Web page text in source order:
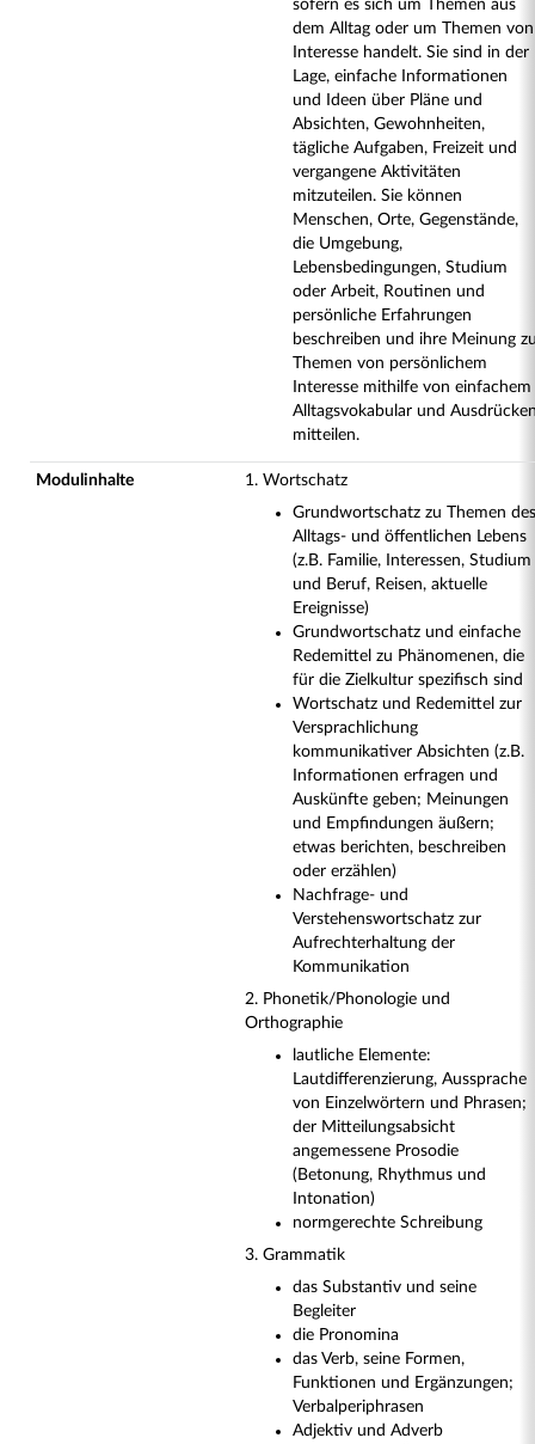
sofern es sich um Themen aus
dem Alltag oder um Themen von
Interesse handelt. Sie sind in der
Lage, einfache Informationen
und Ideen über Pläne und
Absichten, Gewohnheiten,
tägliche Aufgaben, Freizeit und
vergangene Aktivitäten
mitzuteilen. Sie können
Menschen, Orte, Gegenstände,
die Umgebung,
Lebensbedingungen, Studium
oder Arbeit, Routinen und
persönliche Erfahrungen
beschreiben und ihre Meinung
Themen von persönlichem
Interesse mithilfe von einfachem
Alltagsvokabular und
mitteilen.
Modulinhalte
1. Wortschatz
Grundwortschatz zu Themen des
Alltags- und öffentlichen Lebens
(z.B. Familie, Interessen, Studium
und Beruf, Reisen, aktuelle
Ereignisse)
Grundwortschatz und einfache
Redemittel zu Phänomenen, die
für die Zielkultur spezifisch sind
Wortschatz und Redemittel zur
Versprachlichung
kommunikativer Absichten (z.B.
Informationen erfragen und
Auskünfte geben; Meinungen
und Empfindungen äußern;
etwas berichten, beschreiben
oder erzählen)
Nachfrage- und
Verstehenswortschatz zur
Aufrechterhaltung der
Kommunikation
2. Phonetik/Phonologie und
Orthographie
lautliche Elemente:
Lautdifferenzierung, Aussprache
von Einzelwörtern und Phrasen;
der Mitteilungsabsicht
angemessene Prosodie
(Betonung, Rhythmus und
Intonation)
normgerechte Schreibung
3. Grammatik
das Substantiv und seine
Begleiter
die Pronomina
das Verb, seine Formen,
Funktionen und Ergänzungen;
Verbalperiphrasen
Adjektiv und Adverb